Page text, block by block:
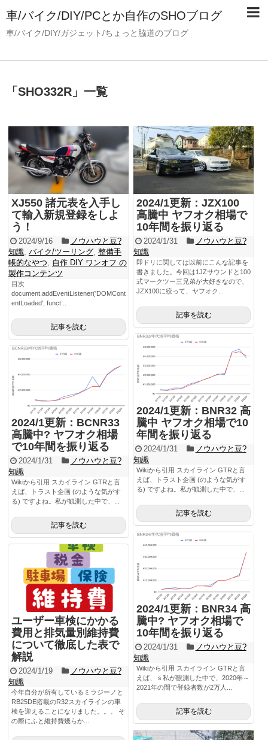
車/バイク/DIY/PCとか自作のSHOブログ
車/バイク/DIY/ガジェット/ちょっと脇道のブログ
「 SHO332R 」 一覧
XJ550 諸元表を入手し
て輸入新規登録をしよ
う！
2024/9/16
ノウハウと豆?
知識 バイク/ツーリング 整備手
帳的なやつ
自作 DIY ワンオフ の
製作コンテンツ
目次
document.addEventListener('DOMCont
entLoaded', funct...
記事を読む
2024/1更新：JZX100
高騰中 ヤフオク相場で
10年間を振り返る
2024/1/31
ノウハウと豆?
知識
即ドリに関しては以前にこんな記事を
書きました。今回は1JZサウンドと100
式マークツー三兄弟が大好きなので、
JZX100に絞って、ヤフオク...
記事を読む
2024/1更新：BNR32 高
騰中 ヤフオク相場で10
年間を振り返る
2024/1/31
ノウハウと豆?
知識
Wikiから引用 スカイライン GTRと言
えば、トラスト企画 (のような気がす
る) ですよね。私が観測した中で、...
記事を読む
2024/1更新：BCNR33
高騰中? ヤフオク相場
で10年間を振り返る
2024/1/31
ノウハウと豆?
知識
Wikiから引用 スカイライン GTRと言
えば、トラスト企画 (のような気がす
る) ですよね。私が観測した中で、...
記事を読む
2024/1更新：BNR34 高
騰中? ヤフオク相場で
10年間を振り返る
2024/1/31
ノウハウと豆?
知識
Wikiから引用 スカイライン GTRと言
えば、ｓ私が観測した中で、2020年～
2021年の間で登録者数が2万人...
記事を読む
ユーザー車検にかかる
費用と排気量別維持費
について徹底した表で
解説
2024/1/19
ノウハウと豆?
知識
今年自分が所有しているミラジーノと
RB25DE搭載のR32スカイラインの車
検を迎えることになりました。。。 そ
の際にふと維持費幾らか...